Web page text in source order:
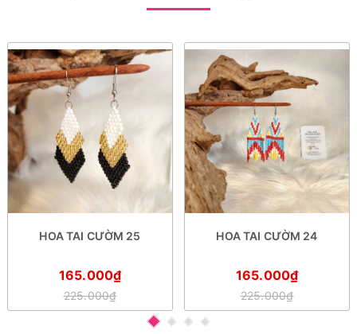
HOA TAI CƯỜM 25
165.000₫
225.000₫
HOA TAI CƯỜM 24
165.000₫
225.000₫